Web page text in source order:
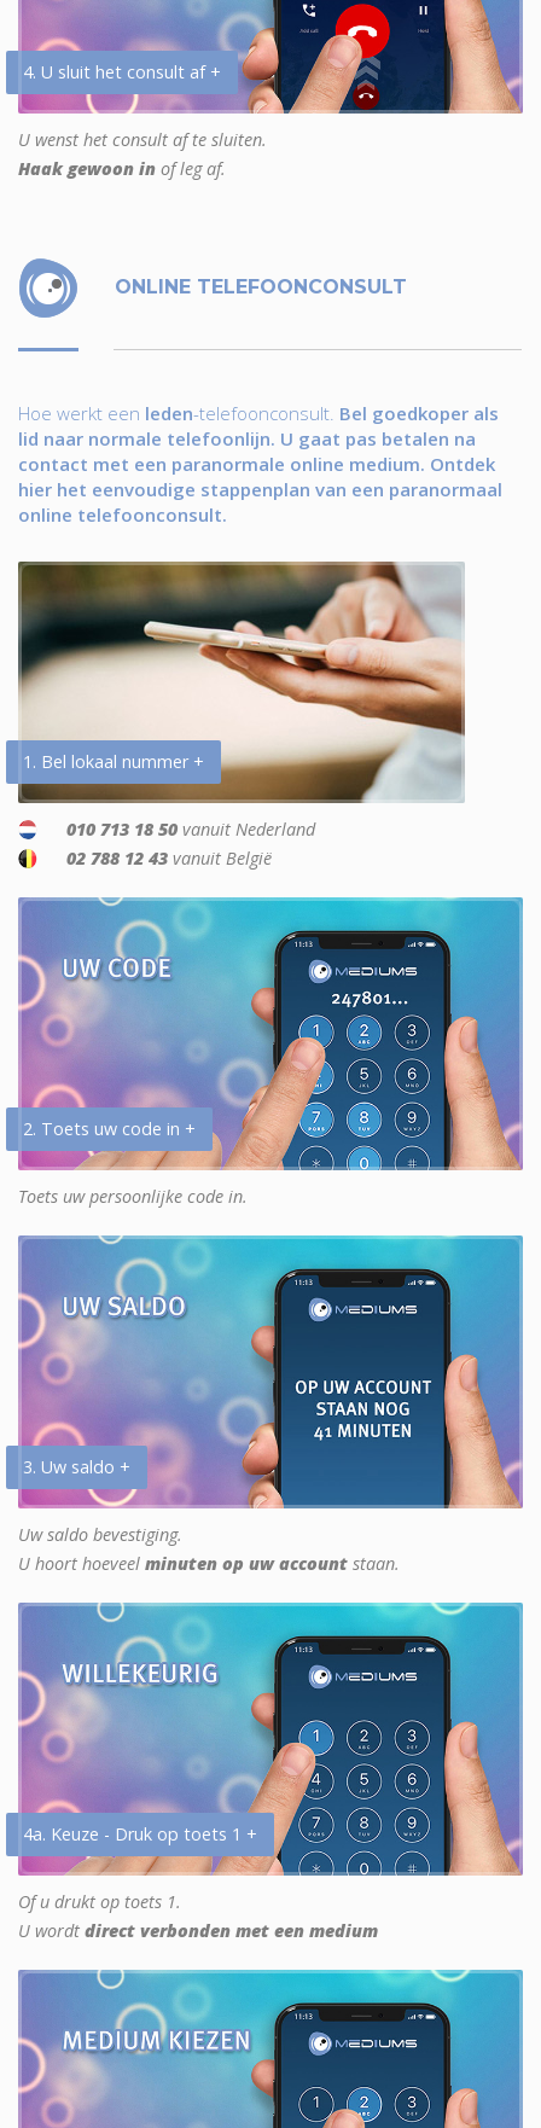
4. U sluit het consult af +
U wenst het consult af te sluiten.
Haak gewoon in of leg af.
ONLINE TELEFOONCONSULT
Hoe werkt een leden-telefoonconsult. Bel goedkoper als
lid naar normale telefoonlijn. U gaat pas betalen na
contact met een paranormale online medium. Ontdek
hier het eenvoudige stappenplan van een paranormaal
online telefoonconsult.
1. Bel lokaal nummer +
010 713 18 50 vanuit Nederland
02 788 12 43 vanuit België
2. Toets uw code in +
Toets uw persoonlijke code in.
3. Uw saldo +
Uw saldo bevestiging.
U hoort hoeveel minuten op uw account staan.
4a. Keuze - Druk op toets 1 +
Of u drukt op toets 1.
U wordt direct verbonden met een medium